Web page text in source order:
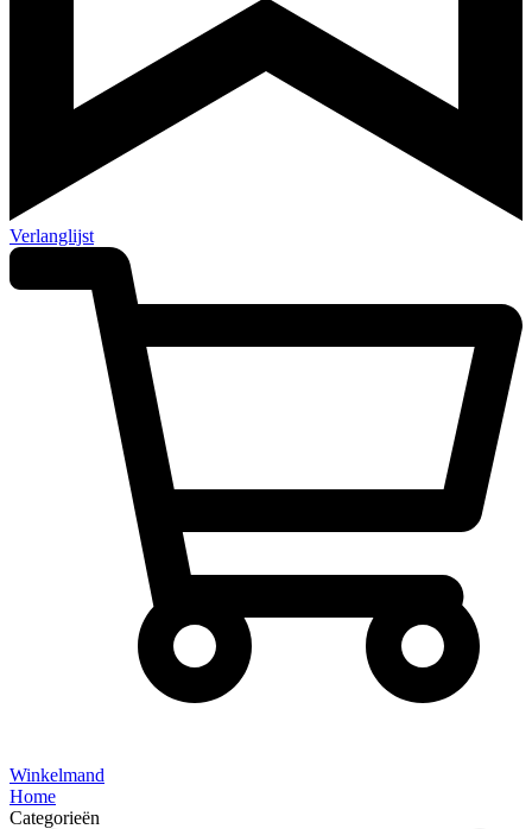
Verlanglijst
Winkelmand
Home
Categorieën